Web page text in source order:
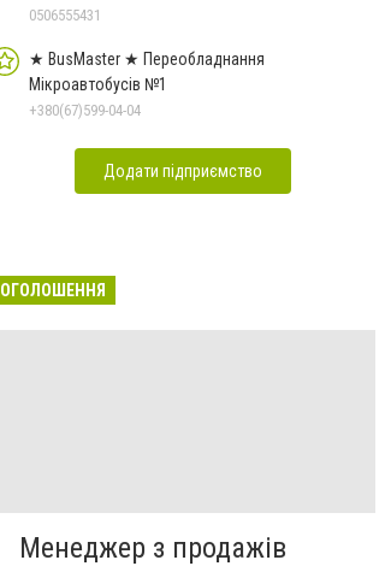
Дон.обл.
0506555431
★ BusMaster ★ Переобладнання
Мікроавтобусів №1
+380(67)599-04-04
Додати підприємство
ОГОЛОШЕННЯ
Менеджер з продажів